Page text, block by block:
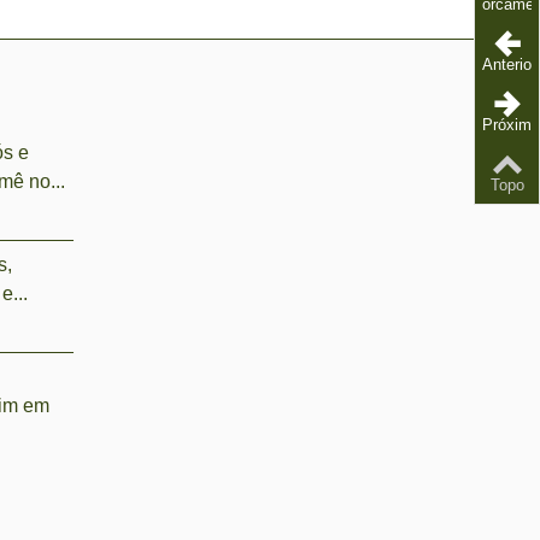
e
no...
em
Anterior
Próximo
Topo